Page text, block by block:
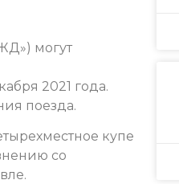
могут
2021 года.
поезда.
купе
со